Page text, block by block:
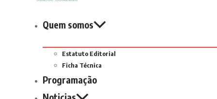
Quem somos
Estatuto Editorial
Ficha Técnica
Programação